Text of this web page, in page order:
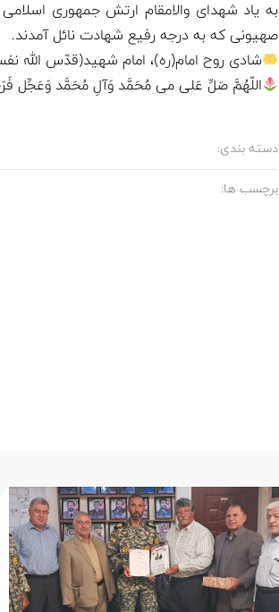
به یاد شهدای والامقام ارتش جمهوری
صهیونی که به درجه رفیع شهادت نائل آمدند.
شادی روح امام(ره)، امام شهید(قدّس الله
اللّهُمَّ صَلِّ عَلی می مُحَمَّد وَآلِ مُحَمَّد وَعَجِّل
دسته بندی:
برچسب ها: